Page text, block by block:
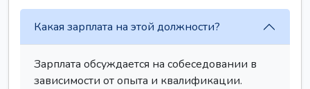
Какая зарплата на этой должности?
Зарплата обсуждается на собеседовании в
зависимости от опыта и квалификации.